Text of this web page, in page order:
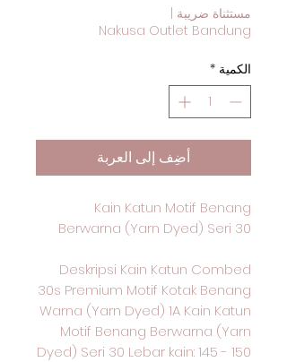
مستثناة ضريبة
Nakusa Outlet Bandung
الكمية *
أضِف إلى العربة
Kain Katun Motif Benang
Berwarna (Yarn Dyed) Seri 30
Deskripsi Kain Katun Combed
30s Premium Motif Kotak Benang
Warna (Yarn Dyed) 1A Kain Katun
Motif Benang Berwarna (Yarn
Dyed) Seri 30 Lebar kain: 145 - 150